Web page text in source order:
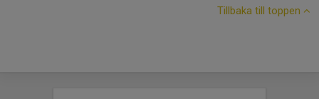
Tillbaka till toppen